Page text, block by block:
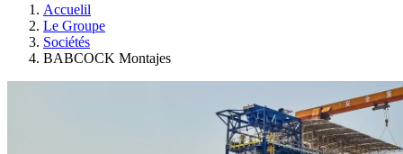
Accuelil
Le Groupe
Sociétés
BABCOCK Montajes